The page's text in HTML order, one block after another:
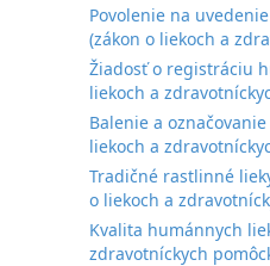
Povolenie na
(zákon o liekoch a
Žiadosť o registráciu
liekoch a
Balenie a
liekoch a
Tradičné rastlinné
o liekoch a
Kvalita humánnych
zdravotníckych